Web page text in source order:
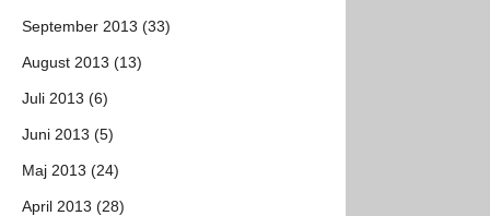
September 2013 (33)
August 2013 (13)
Juli 2013 (6)
Juni 2013 (5)
Maj 2013 (24)
April 2013 (28)